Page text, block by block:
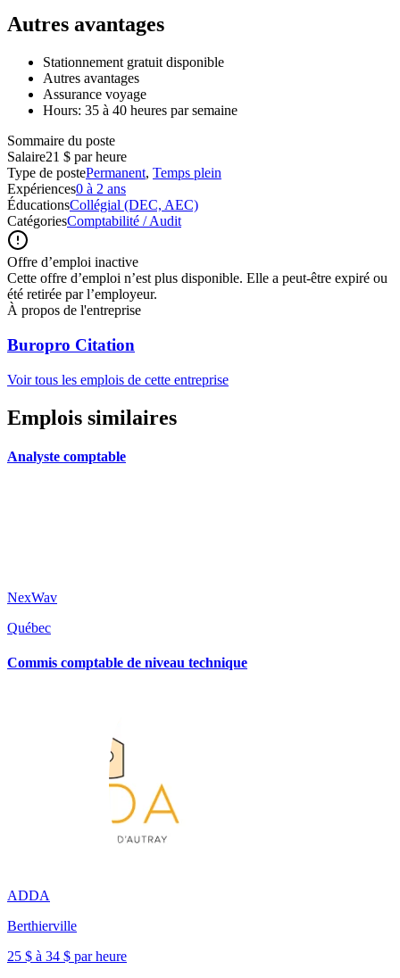
Autres avantages
Stationnement gratuit disponible
Autres avantages
Assurance voyage
Hours: 35 à 40 heures par semaine
Sommaire du poste
Salaire21 $ par heure
Type de postePermanent, Temps plein
Expériences0 à 2 ans
ÉducationsCollégial (DEC, AEC)
CatégoriesComptabilité / Audit
Offre d’emploi inactive
Cette offre d’emploi n’est plus disponible. Elle a peut-être expiré ou
été retirée par l’employeur.
À propos de l'entreprise
Buropro Citation
Voir tous les emplois de cette entreprise
Emplois similaires
Analyste comptable
NexWav
Québec
Commis comptable de niveau technique
ADDA
Berthierville
25 $ à 34 $ par heure